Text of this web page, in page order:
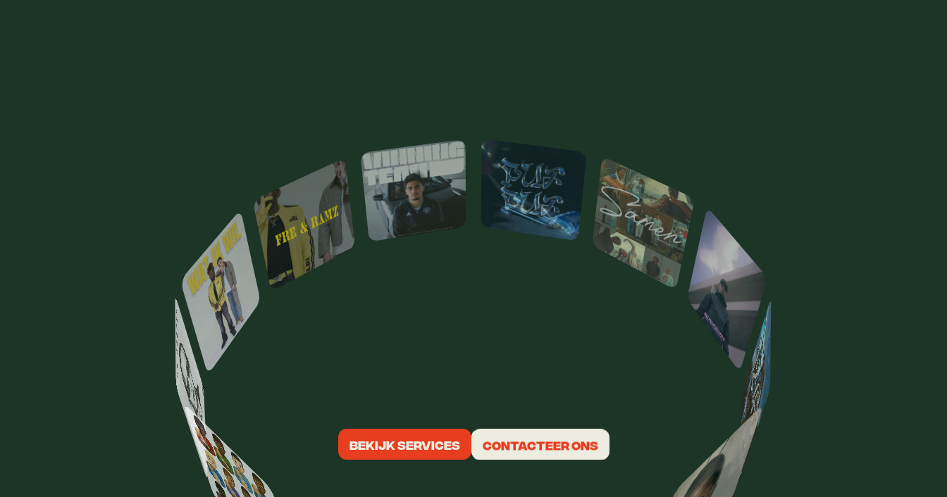
CLAUSREGELTHET
VANDAAG NOG
artiest nodig heeft op één plek: recording, productie, mixing, mastering
BEKIJK SERVICES CONTACTEER ONS